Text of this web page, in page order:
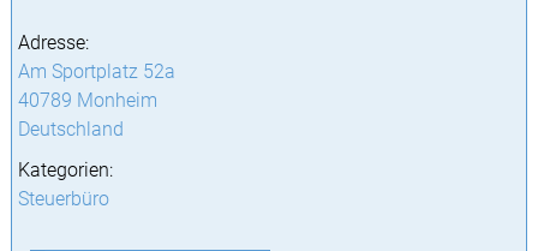
Adresse:
Am Sportplatz 52a
40789 Monheim
Deutschland
Kategorien:
Steuerbüro